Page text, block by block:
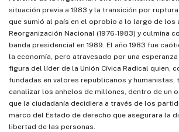
situación previa a 1983 y la transición por
que sumió al país en el oprobio a lo largo de los
Reorganización Nacional (1976-1983) y culmina
banda presidencial en 1989. El año 1983 fue
la economía, pero atravesado por una
figura del líder de la Unión Cívica Radical quien,
fundadas en valores republicanos y humanistas,
canalizar los anhelos de millones, dentro de un
que la ciudadanía decidiera a través de los
marco del Estado de derecho que asegurara la
libertad de las personas.